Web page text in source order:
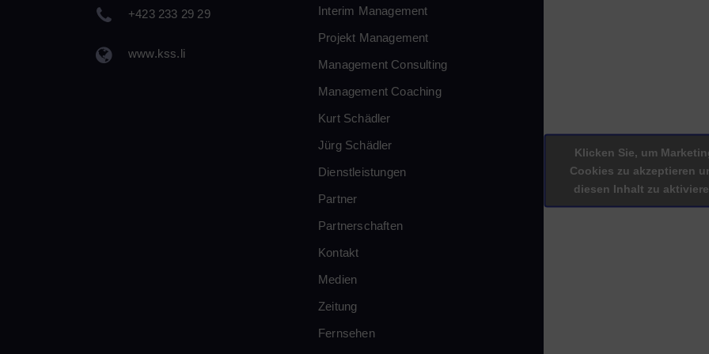
+423 233 29 29
www.kss.li
Interim Management
Projekt Management
Management Consulting
Management Coaching
Kurt Schädler
Jürg Schädler
Dienstleistungen
Partner
Partnerschaften
Kontakt
Medien
Zeitung
Fernsehen
Klicken Sie, um
Cookies zu akzeptieren
diesen Inhalt zu